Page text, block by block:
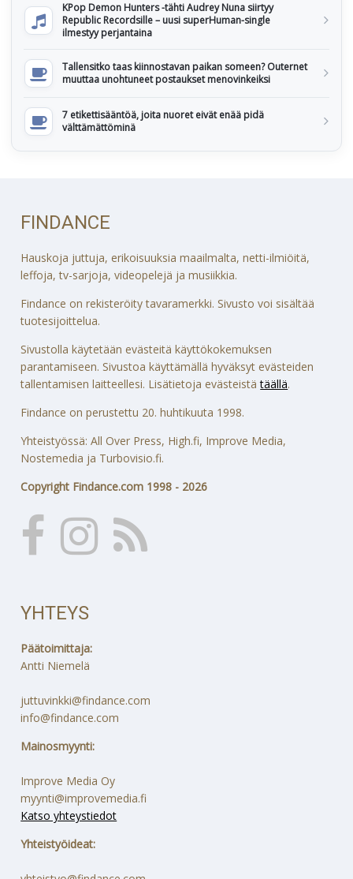
KPop Demon Hunters -tähti Audrey Nuna siirtyy
Republic Recordsille – uusi superHuman-single
ilmestyy perjantaina
Tallensitko taas kiinnostavan paikan someen? Outernet
muuttaa unohtuneet postaukset menovinkeiksi
7 etikettisääntöä, joita nuoret eivät enää pidä
välttämättöminä
FINDANCE
Hauskoja juttuja, erikoisuuksia maailmalta, netti-ilmiöitä,
leffoja, tv-sarjoja, videopelejä ja musiikkia.
Findance on rekisteröity tavaramerkki. Sivusto voi sisältää
tuotesijoittelua.
Sivustolla käytetään evästeitä käyttökokemuksen
parantamiseen. Sivustoa käyttämällä hyväksyt evästeiden
tallentamisen laitteellesi. Lisätietoja evästeistätäällä.
Findance on perustettu 20. huhtikuuta 1998.
Yhteistyössä: All Over Press, High.fi, Improve Media,
Nostemedia ja Turbovisio.fi.
Copyright Findance.com 1998 - 2026
YHTEYS
Päätoimittaja:
Antti Niemelä
juttuvinkki@findance.com
info@findance.com
Mainosmyynti:
Improve Media Oy
myynti@improvemedia.fi
Katso yhteystiedot
Yhteistyöideat: